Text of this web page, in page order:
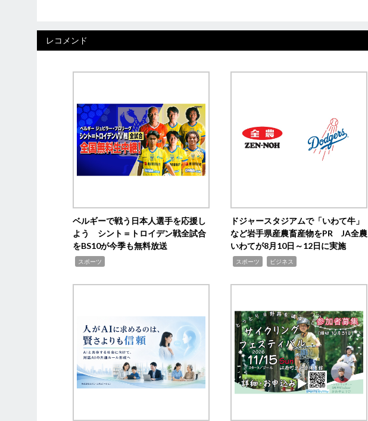
レコメンド
ベルギーで戦う日本人選手を応援し
よう シント＝トロイデン戦全試合
をBS10が今季も無料放送
スポーツ
ドジャースタジアムで「いわて牛」
など岩手県産農畜産物をPR JA全農
いわてが8月10日～12日に実施
スポーツ ビジネス